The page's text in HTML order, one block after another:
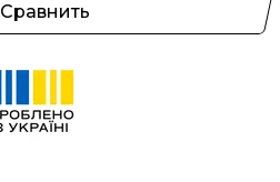
Сравнить